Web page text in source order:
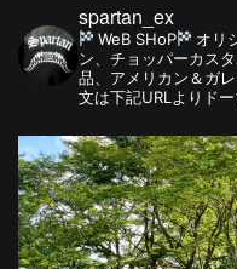
spartan_ex
WeB SHoP
オリ
ン、チョッパーカス
品、アメリカン＆ガ
文は下記URLよりド